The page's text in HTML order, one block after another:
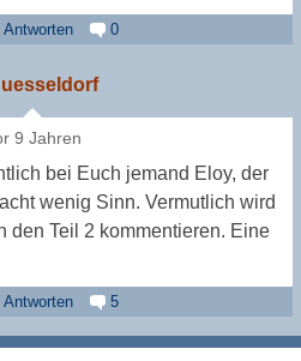
Antworten 0
9 Jahren
bei Euch jemand Eloy, der
wenig Sinn. Vermutlich wird
den Teil 2 kommentieren. Eine
Antworten 5